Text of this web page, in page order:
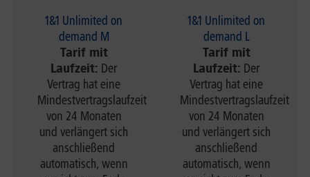
1&1 Unlimited on
demand M
Tarif mit
Laufzeit: Der
Vertrag hat eine
Mindestvertragslaufzeit
von 24 Monaten
und verlängert sich
anschließend
automatisch, wenn
1&1 Unlimited on
demand L
Tarif mit
Laufzeit: Der
Vertrag hat eine
Mindestvertragslaufzeit
von 24 Monaten
und verlängert sich
anschließend
automatisch, wenn